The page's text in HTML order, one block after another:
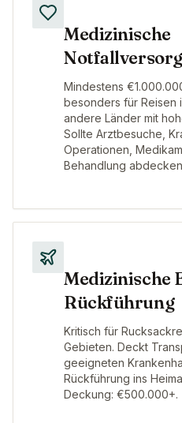
Medizinische
Mindestens
besonders für Reisen
andere Länder mit
Sollte Arztbesuche,
Operationen,
Behandlung
Medizinische
Rückführung
Kritisch für
Gebieten. Deckt
geeigneten
Rückführung ins
Deckung: €500.000+.